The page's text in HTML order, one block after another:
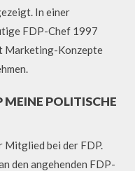
In einer
FDP-Chef 1997
Marketing-Konzepte
MEINE POLITISCHE
Mitglied bei der FDP.
den angehenden FDP-